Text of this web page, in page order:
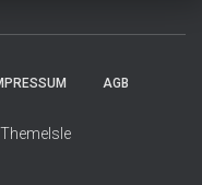
AGB
ThemeIsle